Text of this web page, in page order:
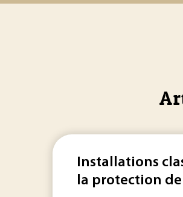
Installations
la protection de